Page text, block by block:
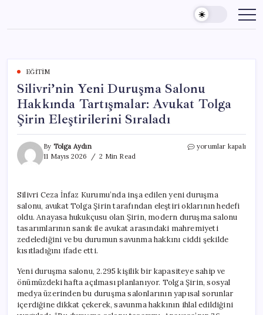
content
EĞITIM
Silivri’nin Yeni Duruşma Salonu
Hakkında Tartışmalar: Avukat Tolga
Şirin Eleştirilerini Sıraladı
By Tolga Aydın
11 Mayıs 2026
2 Min Read
Silivri’nin
Tartışmalar:
Avukat
Tolga
Şirin
Eleştirilerini
Sıraladı
yorumlar kapalı
Silivri Ceza İnfaz Kurumu’nda inşa edilen yeni duruşma
salonu, avukat Tolga Şirin tarafından eleştiri oklarının hedefi
oldu. Anayasa hukukçusu olan Şirin, modern duruşma salonu
tasarımlarının sanık ile avukat arasındaki mahremiyeti
zedelediğini ve bu durumun savunma hakkını ciddi şekilde
kısıtladığını ifade etti.
Yeni duruşma salonu, 2.295 kişilik bir kapasiteye sahip ve
önümüzdeki hafta açılması planlanıyor. Tolga Şirin, sosyal
medya üzerinden bu duruşma salonlarının yapısal sorunlar
içerdiğine dikkat çekerek, savunma hakkının ihlal edildiğini